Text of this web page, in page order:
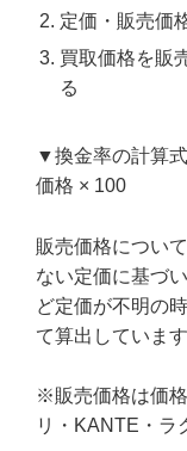
定価・販売価
買取価格を販
る
▼換金率の計算
価格 × 100
販売価格につい
ない定価に基づ
ど定価が不明の
て算出しています
※販売価格は価
リ・KANTE・ラ